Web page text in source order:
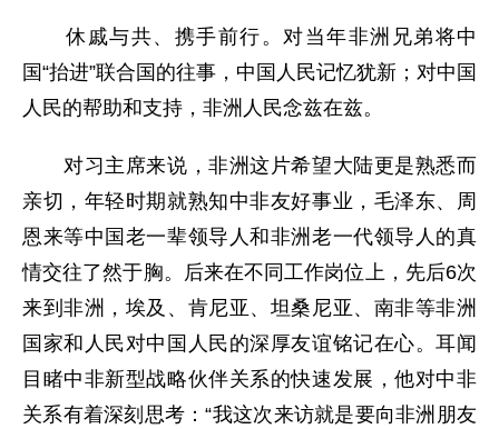
休戚与共、携手前行。对当年非洲兄弟将中
国“抬进”联合国的往事，中国人民记忆犹新；对中国
人民的帮助和支持，非洲人民念兹在兹。
对习主席来说，非洲这片希望大陆更是熟悉而
亲切，年轻时期就熟知中非友好事业，毛泽东、周
恩来等中国老一辈领导人和非洲老一代领导人的真
情交往了然于胸。后来在不同工作岗位上，先后6次
来到非洲，埃及、肯尼亚、坦桑尼亚、南非等非洲
国家和人民对中国人民的深厚友谊铭记在心。耳闻
目睹中非新型战略伙伴关系的快速发展，他对中非
关系有着深刻思考：“我这次来访就是要向非洲朋友